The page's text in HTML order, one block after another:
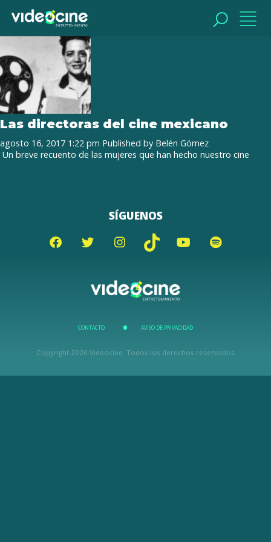
Tag Archive: Matilde Landeta
Las directoras del cine mexicano
agosto 16, 2017 1:22 pm Published by Belén Gómez
Un breve recuento de las mujeres que han hecho nuestro cine
SÍGUENOS
CONTACTO AVISO DE PRIVACIDAD
Copyright 2020 Videocine. Todos los derechos reservados